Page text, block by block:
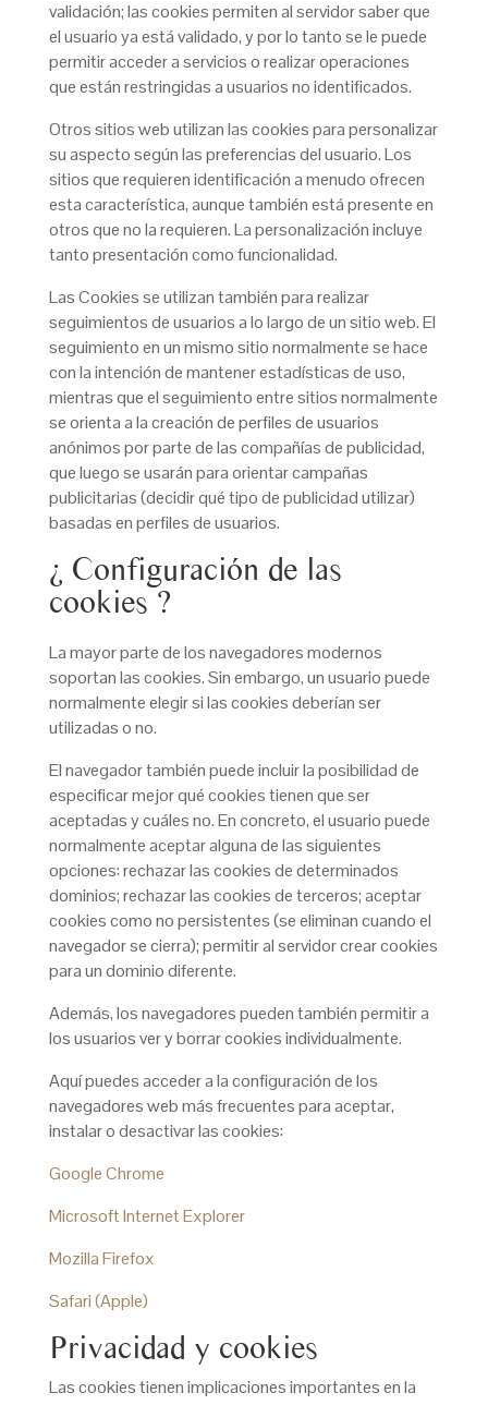
validación; las cookies permiten al servidor saber que
el usuario ya está validado, y por lo tanto se le puede
permitir acceder a servicios o realizar operaciones
que están restringidas a usuarios no identificados.
Otros sitios web utilizan las cookies para personalizar
su aspecto según las preferencias del usuario. Los
sitios que requieren identificación a menudo ofrecen
esta característica, aunque también está presente en
otros que no la requieren. La personalización incluye
tanto presentación como funcionalidad.
Las Cookies se utilizan también para realizar
seguimientos de usuarios a lo largo de un sitio web. El
seguimiento en un mismo sitio normalmente se hace
con la intención de mantener estadísticas de uso,
mientras que el seguimiento entre sitios normalmente
se orienta a la creación de perfiles de usuarios
anónimos por parte de las compañías de publicidad,
que luego se usarán para orientar campañas
publicitarias (decidir qué tipo de publicidad utilizar)
basadas en perfiles de usuarios.
¿ Configuración de las
cookies ?
La mayor parte de los navegadores modernos
soportan las cookies. Sin embargo, un usuario puede
normalmente elegir si las cookies deberían ser
utilizadas o no.
El navegador también puede incluir la posibilidad de
especificar mejor qué cookies tienen que ser
aceptadas y cuáles no. En concreto, el usuario puede
normalmente aceptar alguna de las siguientes
opciones: rechazar las cookies de determinados
dominios; rechazar las cookies de terceros; aceptar
cookies como no persistentes (se eliminan cuando el
navegador se cierra); permitir al servidor crear cookies
para un dominio diferente.
Además, los navegadores pueden también permitir a
los usuarios ver y borrar cookies individualmente.
Aquí puedes acceder a la configuración de los
navegadores web más frecuentes para aceptar,
instalar o desactivar las cookies:
Google Chrome
Microsoft Internet Explorer
Mozilla Firefox
Safari (Apple)
Privacidad y cookies
Las cookies tienen implicaciones importantes en la